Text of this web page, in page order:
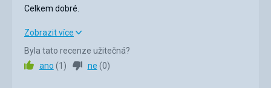
uklizeno...
,, Nulová,, vstřícnost a ochota ,,místní majitelky,, objektu.
Celkem dobré.
Celkem dobré.
Ubytování
Zobrazit více
Byla tato recenze užitečná?
ano (1 ) ne (0)